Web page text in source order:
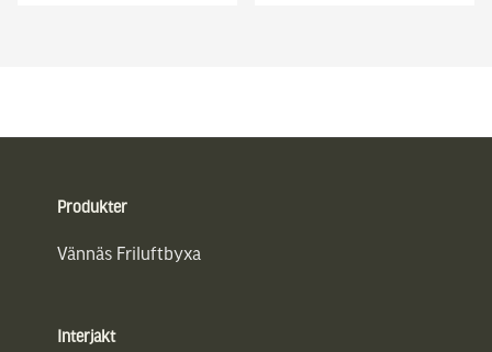
Produkter
Vännäs Friluftbyxa
Interjakt